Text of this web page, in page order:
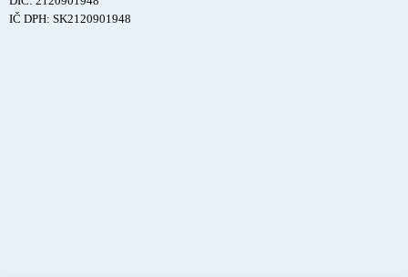
IČ DPH: SK2120901948